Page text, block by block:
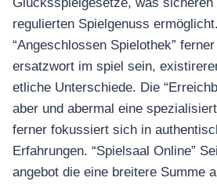
Glücksspielgesetze, was sicheren
regulierten Spielgenuss
“Angeschlossen Spielothek”
ersatzwort im spiel sein,
etliche Unterschiede. Die
aber und abermal eine
ferner fokussiert sich in
Erfahrungen. “Spielsaal Online”
angebot die eine breitere Summe